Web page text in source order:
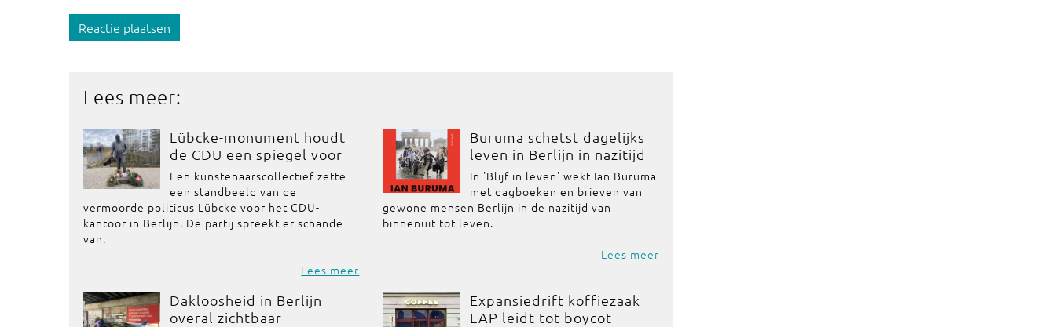
Reactie plaatsen
Lees meer:
Lübcke-monument houdt
de CDU een spiegel voor
Een kunstenaarscollectief zette
een standbeeld van de
vermoorde politicus Lübcke voor het CDU-
kantoor in Berlijn. De partij spreekt er schande
van.
Lees meer
Buruma schetst dagelijks
leven in Berlijn in nazitijd
In 'Blijf in leven' wekt Ian Buruma
met dagboeken en brieven van
gewone mensen Berlijn in de nazitijd van
binnenuit tot leven.
Lees meer
Dakloosheid in Berlijn
overal zichtbaar
Expansiedrift koffiezaak
LAP leidt tot boycot